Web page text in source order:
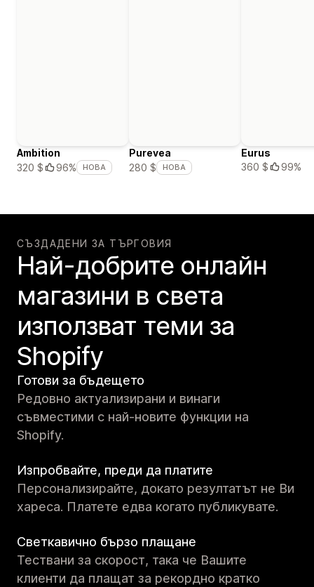
Ambition
320 $
96% НОВА
Purevea
280 $
НОВА
Eurus
360 $
99%
СЪЗДАДЕНИ ЗА ТЪРГОВИЯ
Най-добрите онлайн
магазини в света
използват теми за
Shopify
Готови за бъдещето
Редовно актуализирани и винаги
съвместими с най-новите функции на
Shopify.
Изпробвайте, преди да платите
Персонализирайте, докато резултатът не Ви
хареса. Платете едва когато публикувате.
Светкавично бързо плащане
Тествани за скорост, така че Вашите
клиенти да плащат за рекордно кратко